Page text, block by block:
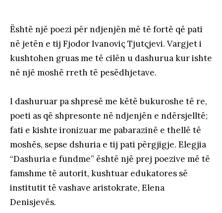
Është një poezi për ndjenjën më të fortë që pati
në jetën e tij Fjodor Ivanoviç Tjutçjevi. Vargjet i
kushtohen gruas me të cilën u dashurua kur ishte
në një moshë rreth të pesëdhjetave.
I dashuruar pa shpresë me këtë bukuroshe të re,
poeti as që shpresonte në ndjenjën e ndërsjelltë;
fati e kishte ironizuar me pabarazinë e thellë të
moshës, sepse dshuria e tij pati përgjigje. Elegjia
“Dashuria e fundme” është një prej poezive më të
famshme të autorit, kushtuar edukatores së
institutit të vashave aristokrate, Elena
Denisjevës.